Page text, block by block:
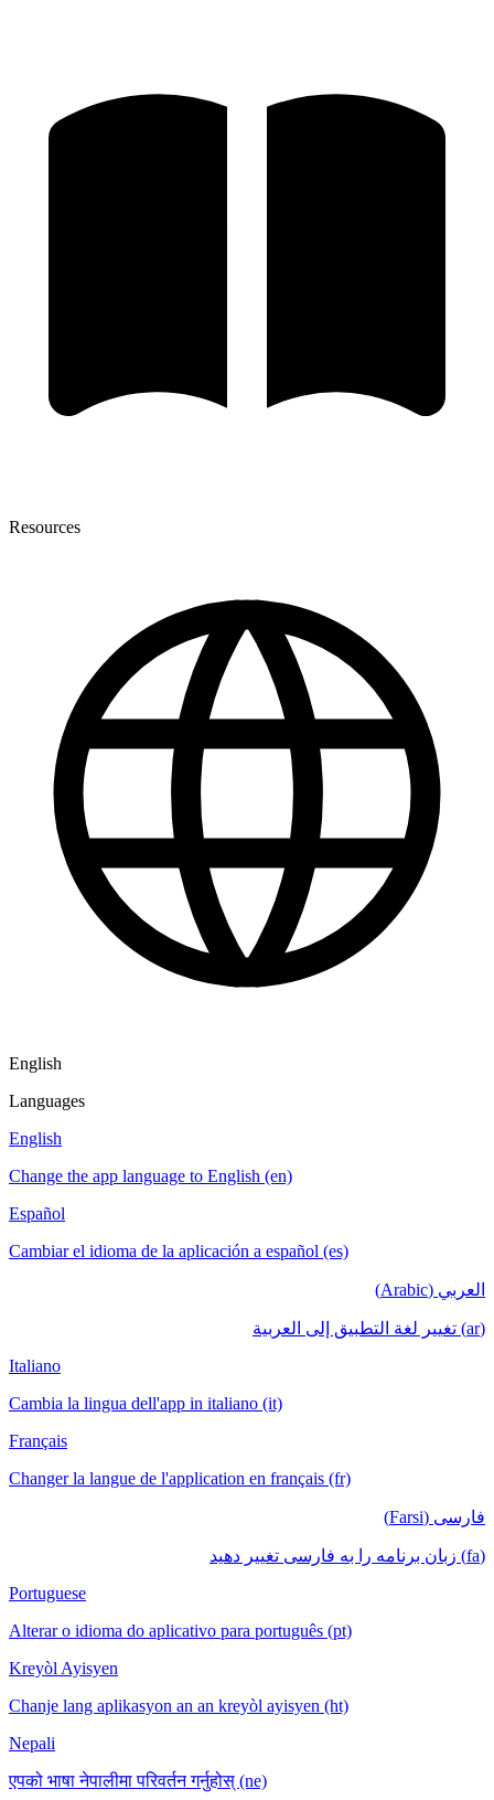
Resources
English
Languages
English
Change the app language to English (en)
Español
Cambiar el idioma de la aplicación a español (es)
العربي (Arabic)
(ar) تغيير لغة التطبيق إلى العربية
Italiano
Cambia la lingua dell'app in italiano (it)
Français
Changer la langue de l'application en français (fr)
فارسی (Farsi)
(fa) زبان برنامه را به فارسی تغییر دهید
Portuguese
Alterar o idioma do aplicativo para português (pt)
Kreyòl Ayisyen
Chanje lang aplikasyon an an kreyòl ayisyen (ht)
Nepali
एपको भाषा नेपालीमा परिवर्तन गर्नुहोस् (ne)